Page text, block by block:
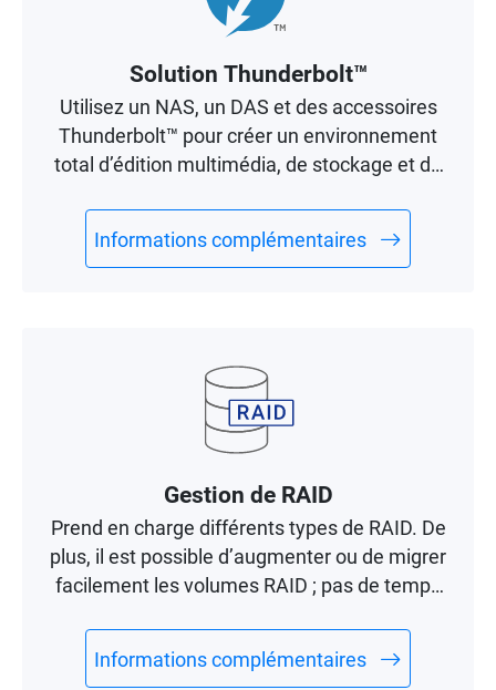
Solution Thunderbolt™
Utilisez un NAS, un DAS et des accessoires
Thunderbolt™ pour créer un environnement
total d’édition multimédia, de stockage et de
Informations complémentaires
Gestion de RAID
Prend en charge différents types de RAID. De
plus, il est possible d’augmenter ou de migrer
facilement les volumes RAID ; pas de temps
Informations complémentaires